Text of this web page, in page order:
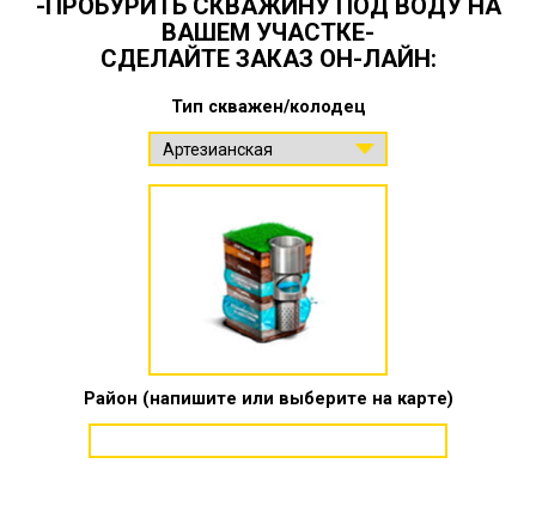
ВАШЕМ УЧАСТКЕ-
СДЕЛАЙТЕ ЗАКАЗ ОН-ЛАЙН:
Тип скважен/колодец
Район (напишите или выберите на карте)